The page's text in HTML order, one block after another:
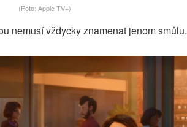
(Foto: Apple TV+)
nemusí vždycky znamenat jenom smůlu.